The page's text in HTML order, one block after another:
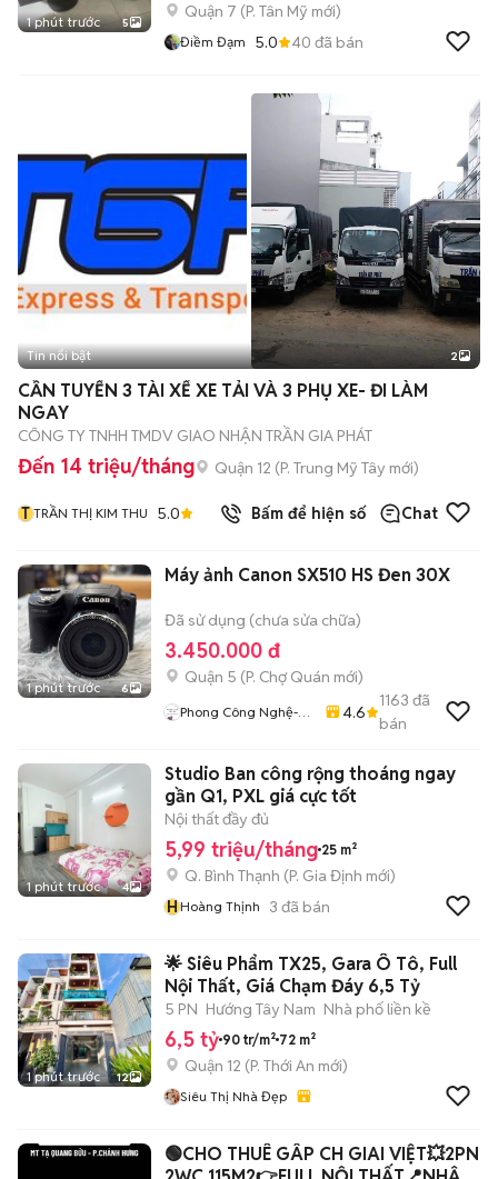
1 phút trước 5
Quận 7 (P. Tân Mỹ mới)
Điềm Đạm 5.0 40 đã bán
Tin nổi bật 2
CẦN TUYỂN 3 TÀI XẾ XE TẢI VÀ 3 PHỤ XE- ĐI LÀM
NGAY
CÔNG TY TNHH TMDV GIAO NHẬN TRẦN GIA PHÁT
Đến 14 triệu/tháng Quận 12 (P. Trung Mỹ Tây mới)
T TRẦN THỊ KIM THU 5.0 Bấm để hiện số Chat
1 phút trước 6
Máy ảnh Canon SX510 HS Đen 30X
Đã sử dụng (chưa sửa chữa)
3.450.000 đ
Quận 5 (P. Chợ Quán mới)
Phong Công Nghệ-
4.6
1163 đã
bán
1 phút trước 4
Studio Ban công rộng thoáng ngay
gần Q1, PXL giá cực tốt
Nội thất đầy đủ
5,99 triệu/tháng 25 m²
Q. Bình Thạnh (P. Gia Định mới)
HHoàng Thịnh 3 đã bán
1 phút trước 12
🌟 Siêu Phẩm TX25, Gara Ô Tô, Full
Nội Thất, Giá Chạm Đáy 6,5 Tỷ
5 PN Hướng Tây Nam Nhà phố liền kề
6,5 tỷ 90 tr/m² 72 m²
Quận 12 (P. Thới An mới)
Siêu Thị Nhà Đẹp
🟢CHO THUÊ GÂP CH GIAI VIỆT💥2PN